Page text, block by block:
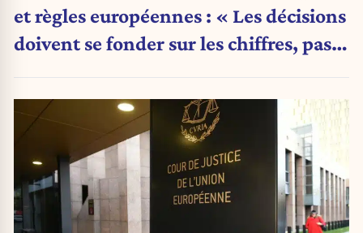
et règles européennes : « Les décisions
doivent se fonder sur les chiffres, pas